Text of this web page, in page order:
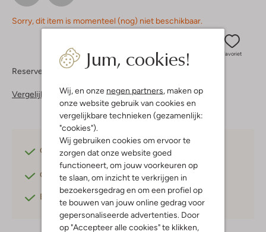
Jum, cookies!
Wij, en onze negen partners , maken op
onze website gebruik van cookies en
vergelijkbare technieken (gezamenlijk:
"cookies").
Wij gebruiken cookies om ervoor te
zorgen dat onze website goed
functioneert, om jouw voorkeuren op
te slaan, om inzicht te verkrijgen in
bezoekersgedrag en om een profiel op
te bouwen van jouw online gedrag voor
gepersonaliseerde advertenties. Door
op "Accepteer alle cookies" te klikken,
Sorry, dit item is momenteel (nog) niet beschikbaar.
Favoriet
Reserveer direct in een van onze 37 boutiques
Vergelijkbare items
Gratis verzendingvanaf €75,-
Gratis retournerenbinnen 30 dagen*
Betaal achteraf met Klarna